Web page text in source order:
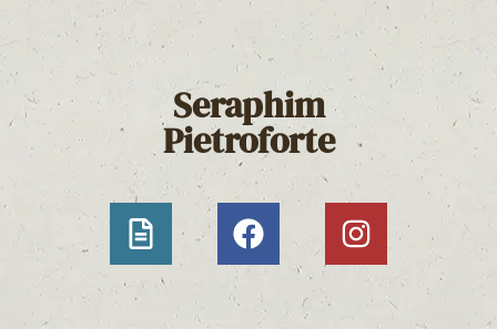
Seraphim
Pietroforte